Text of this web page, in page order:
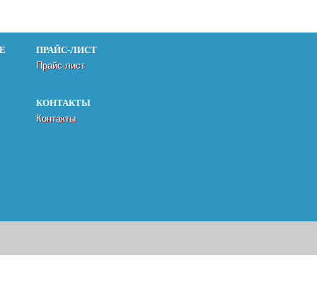
ПРАЙС-ЛИСТ
Прайс-лист
КОНТАКТЫ
Контакты